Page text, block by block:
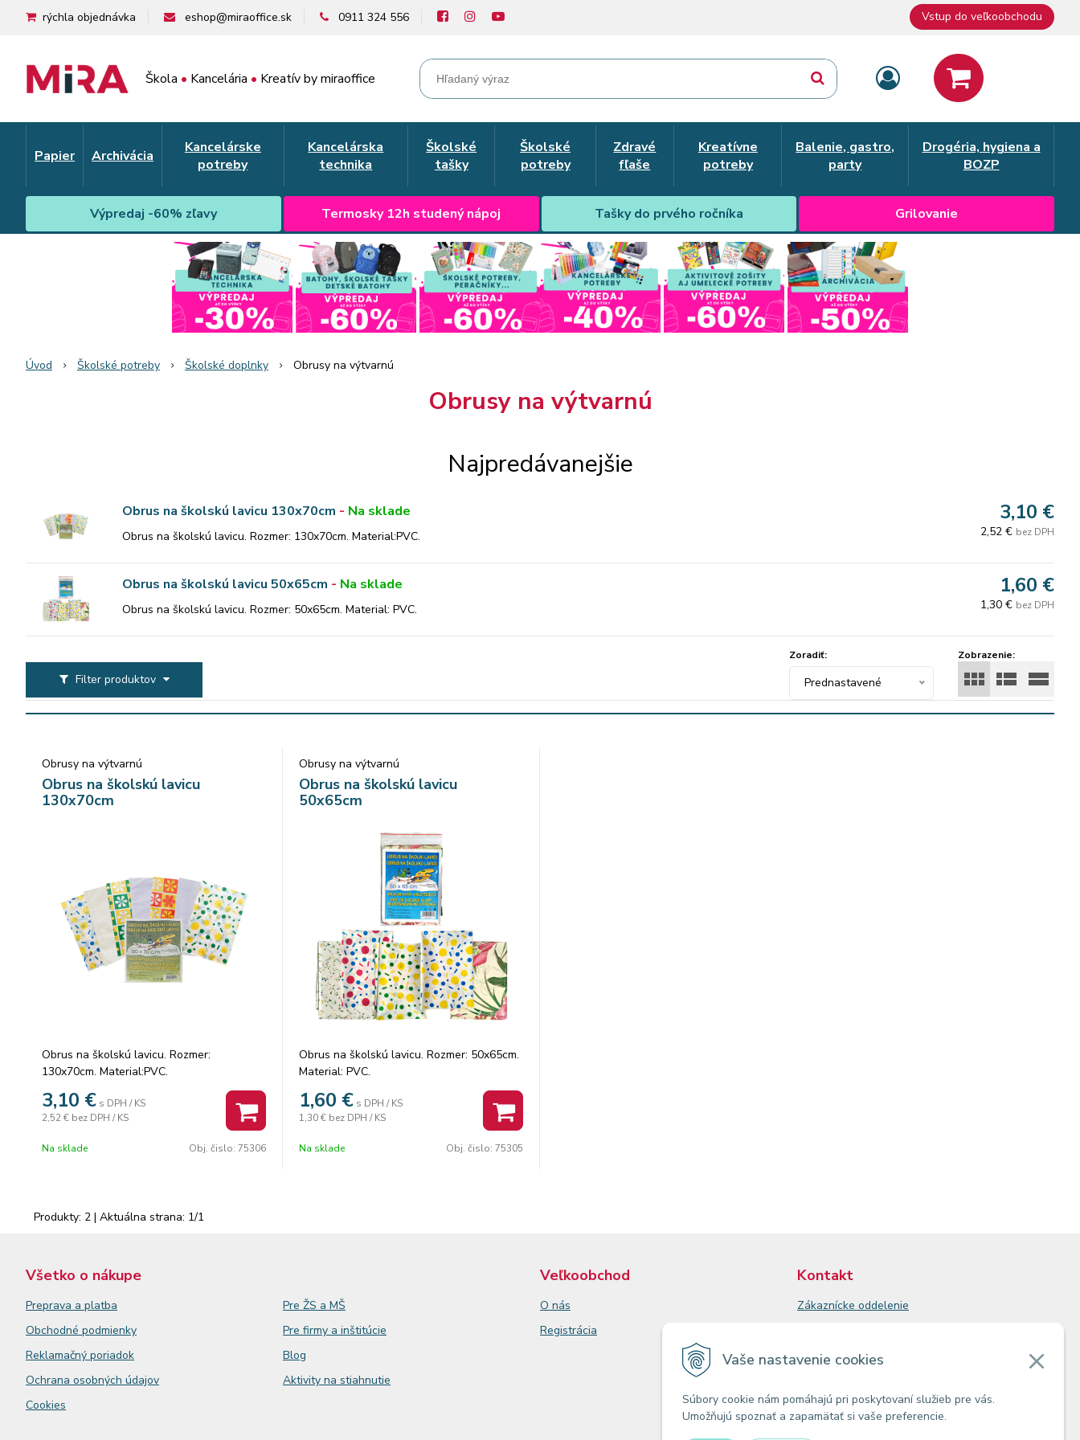
Vaše nastavenie cookies
Súbory cookie nám pomáhajú pri poskytovaní služieb pre vás.
Umožňujú spoznať a zapamätať si vaše preferencie.
Škola • Kancelária • Kreatív by miraoffice
rýchla objednávka eshop@miraoffice.sk 0911 324 556 Vstup do veľkoobchodu
Papier Archivácia
Kancelárske
potreby
Kancelárska
technika
Školské
tašky
Školské
potreby
Zdravé
fľaše
Kreatívne
potreby
Balenie, gastro,
party
Drogéria, hygiena a
BOZP
Výpredaj -60% zľavy Termosky 12h studený nápoj Tašky do prvého ročníka Grilovanie
Úvod Školské potreby Školské doplnky Obrusy na výtvarnú
Obrusy na výtvarnú
Najpredávanejšie
Obrus na školskú lavicu 130x70cm - Na sklade
Obrus na školskú lavicu. Rozmer: 130x70cm. Material:PVC.
3,10 €
2,52 € bez DPH
Obrus na školskú lavicu 50x65cm - Na sklade
Obrus na školskú lavicu. Rozmer: 50x65cm. Material: PVC.
1,60 €
1,30 € bez DPH
Filter produktov
Zobrazenie:
Zoradiť:
Prednastavené
Obrusy na výtvarnú
Obrus na školskú lavicu
130x70cm
Obrus na školskú lavicu. Rozmer:
130x70cm. Material:PVC.
3,10 € s DPH / KS
2,52 € bez DPH / KS
Na sklade Obj. čislo: 75306
Obrusy na výtvarnú
Obrus na školskú lavicu
50x65cm
Obrus na školskú lavicu. Rozmer: 50x65cm.
Material: PVC.
1,60 € s DPH / KS
1,30 € bez DPH / KS
Na sklade Obj. čislo: 75305
Produkty: 2 | Aktuálna strana: 1/1
Všetko o nákupe
Preprava a platba
Obchodné podmienky
Reklamačný poriadok
Ochrana osobných údajov
Cookies
Pre ŽS a MŠ
Pre firmy a inštitúcie
Blog
Aktivity na stiahnutie
Veľkoobchod
O nás
Registrácia
Kontakt
Zákaznícke oddelenie
Odberné miesta